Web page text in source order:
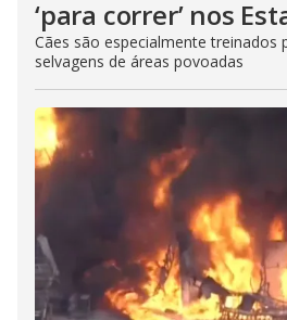
‘para correr’ nos
Cães são especialmente treinados
selvagens de áreas povoadas